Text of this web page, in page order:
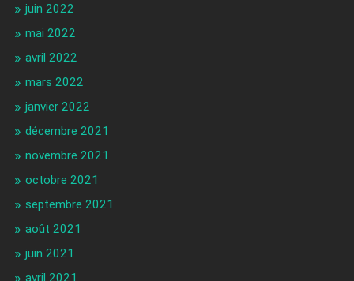
juin 2022
mai 2022
avril 2022
mars 2022
janvier 2022
décembre 2021
novembre 2021
octobre 2021
septembre 2021
août 2021
juin 2021
avril 2021